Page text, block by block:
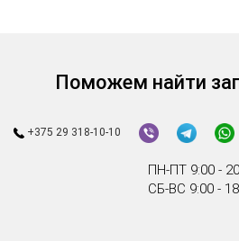
Поможем найти
+375 29 318-10-10
ПН-ПТ 9:00 -
СБ-ВС 9:00 -